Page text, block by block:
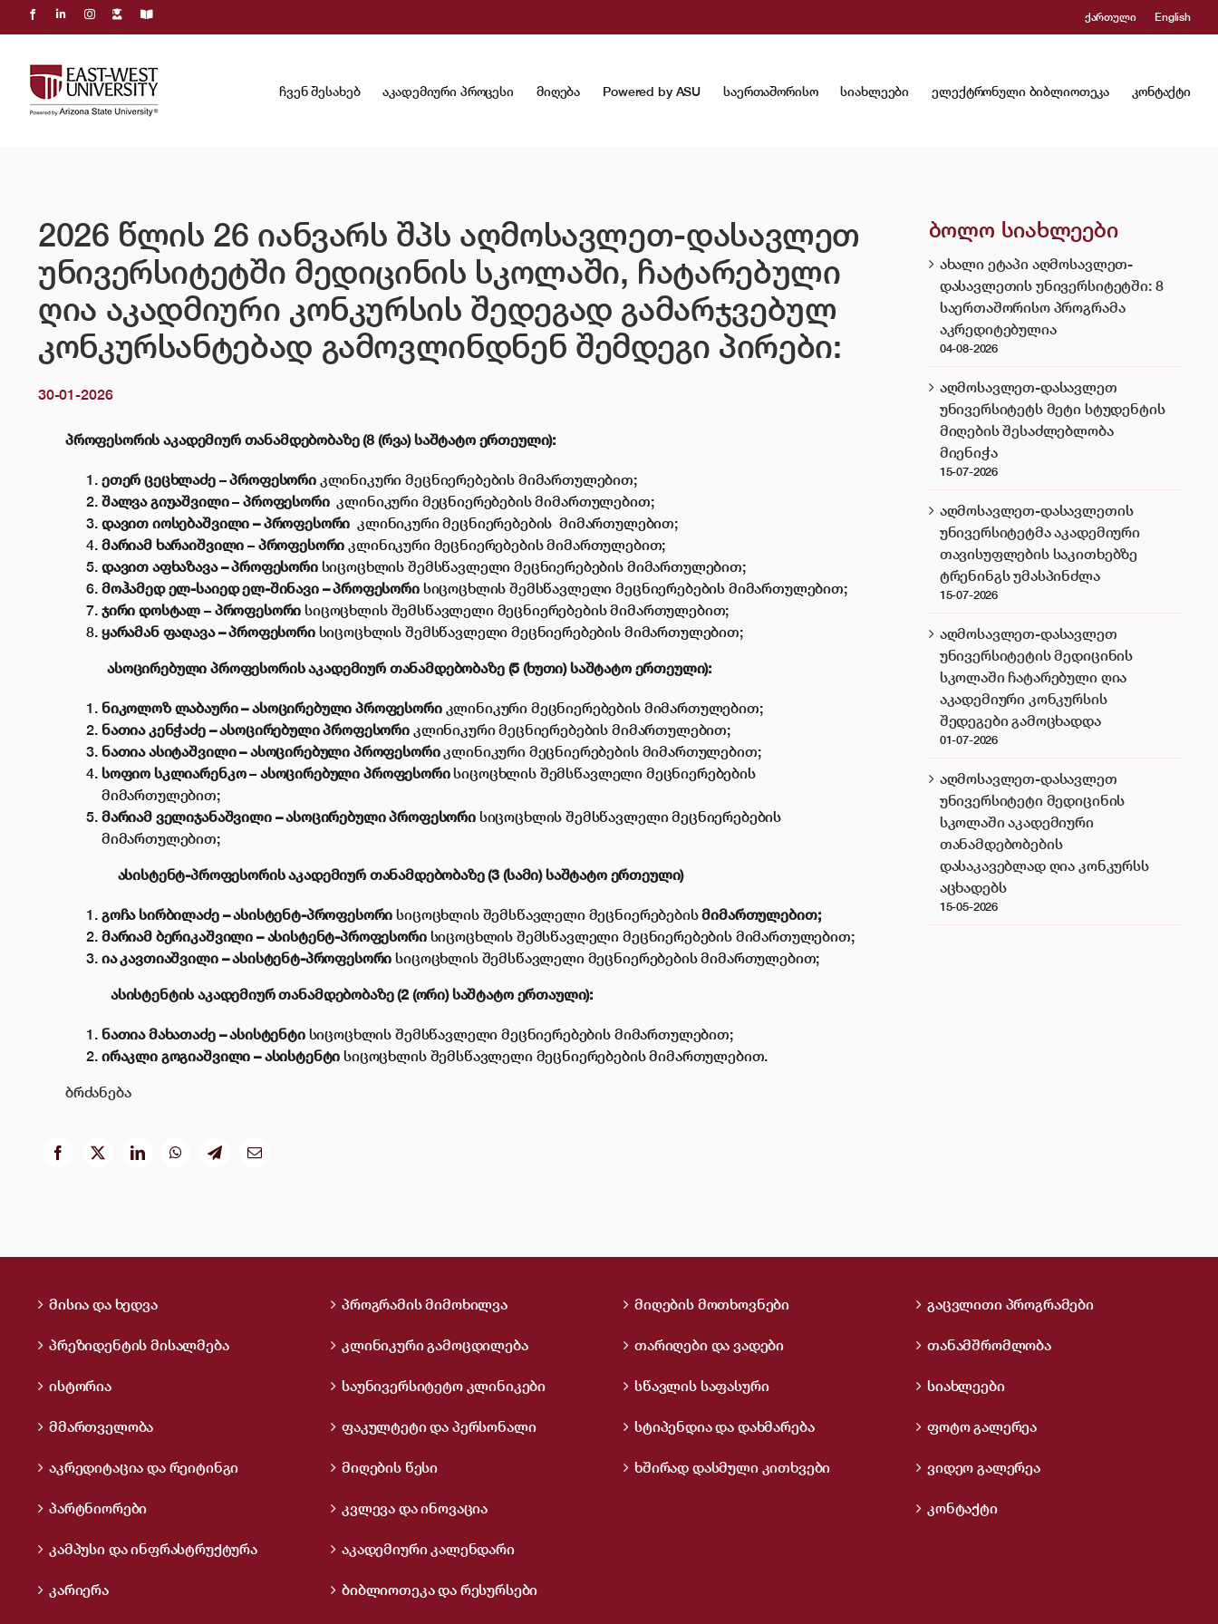
to
ქართული English
ჩვენ შესახებ აკადემიური პროცესი მიღება Powered by ASU საერთაშორისო სიახლეები ელექტრონული ბიბლიოთეკა კონტაქტი
2026 წლის 26 იანვარს შპს აღმოსავლეთ-დასავლეთ
უნივერსიტეტში მედიცინის სკოლაში, ჩატარებული
ღია აკადმიური კონკურსის შედეგად გამარჯვებულ
კონკურსანტებად გამოვლინდნენ შემდეგი პირები:
30-01-2026
პროფესორის აკადემიურ თანამდებობაზე (8 (რვა) საშტატო ერთეული):
ეთერ ცეცხლაძე–პროფესორიკლინიკური მეცნიერებების მიმართულებით;
შალვა გიუაშვილი–პროფესორიკლინიკური მეცნიერებების მიმართულებით;
დავით იოსებაშვილი – პროფესორი კლინიკური მეცნიერებების მიმართულებით;
მარიამ ხარაიშვილი – პროფესორიკლინიკური მეცნიერებების მიმართულებით;
დავით აფხაზავა – პროფესორისიცოცხლის შემსწავლელი მეცნიერებების მიმართულებით;
მოჰამედ ელ-საიედ ელ-შინავი – პროფესორი სიცოცხლის შემსწავლელი მეცნიერებების მიმართულებით;
ჯირი დოსტალ– პროფესორისიცოცხლის შემსწავლელი მეცნიერებების მიმართულებით;
ყარამან ფაღავა – პროფესორი სიცოცხლის შემსწავლელი მეცნიერებების მიმართულებით;
ასოცირებული პროფესორის აკადემიურ თანამდებობაზე (5 (ხუთი) საშტატო ერთეული):
ნიკოლოზ ლაბაური – ასოცირებული პროფესორი კლინიკური მეცნიერებების მიმართულებით;
ნათია კენჭაძე –ასოცირებული პროფესორი კლინიკური მეცნიერებების მიმართულებით;
ნათია ასიტაშვილი – ასოცირებული პროფესორიკლინიკური მეცნიერებების მიმართულებით;
სოფიო სკლიარენკო– ასოცირებული პროფესორისიცოცხლის შემსწავლელი მეცნიერებების
მიმართულებით;
მარიამ ველიჯანაშვილი – ასოცირებული პროფესორისიცოცხლის შემსწავლელი მეცნიერებების
მიმართულებით;
ასისტენტ-პროფესორის აკადემიურ თანამდებობაზე (3 (სამი) საშტატო ერთეული)
გოჩა სირბილაძე – ასისტენტ-პროფესორისიცოცხლის შემსწავლელი მეცნიერებებისმიმართულებით;
მარიამ ბერიკაშვილი – ასისტენტ-პროფესორისიცოცხლის შემსწავლელი მეცნიერებების მიმართულებით;
ია კავთიაშვილი – ასისტენტ-პროფესორი სიცოცხლის შემსწავლელი მეცნიერებების მიმართულებით;
ასისტენტის აკადემიურ თანამდებობაზე (2 (ორი) საშტატო ერთაული):
ნათია მახათაძე – ასისტენტი სიცოცხლის შემსწავლელი მეცნიერებების მიმართულებით;
ირაკლი გოგიაშვილი – ასისტენტისიცოცხლის შემსწავლელი მეცნიერებების მიმართულებით.
ბრძანება
ბოლო სიახლეები
ახალი ეტაპი აღმოსავლეთ-
დასავლეთის უნივერსიტეტში: 8
საერთაშორისო პროგრამა
აკრედიტებულია
04-08-2026
აღმოსავლეთ-დასავლეთ
უნივერსიტეტს მეტი სტუდენტის
მიღების შესაძლებლობა
მიენიჭა
15-07-2026
აღმოსავლეთ-დასავლეთის
უნივერსიტეტმა აკადემიური
თავისუფლების საკითხებზე
ტრენინგს უმასპინძლა
15-07-2026
აღმოსავლეთ-დასავლეთ
უნივერსიტეტის მედიცინის
სკოლაში ჩატარებული ღია
აკადემიური კონკურსის
შედეგები გამოცხადდა
01-07-2026
აღმოსავლეთ-დასავლეთ
უნივერსიტეტი მედიცინის
სკოლაში აკადემიური
თანამდებობების
დასაკავებლად ღია კონკურსს
აცხადებს
15-05-2026
მისია და ხედვა
პრეზიდენტის მისალმება
ისტორია
მმართველობა
აკრედიტაცია და რეიტინგი
პარტნიორები
კამპუსი და ინფრასტრუქტურა
კარიერა
პროგრამის მიმოხილვა
კლინიკური გამოცდილება
საუნივერსიტეტო კლინიკები
ფაკულტეტი და პერსონალი
მიღების წესი
კვლევა და ინოვაცია
აკადემიური კალენდარი
ბიბლიოთეკა და რესურსები
მიღების მოთხოვნები
თარიღები და ვადები
სწავლის საფასური
სტიპენდია და დახმარება
ხშირად დასმული კითხვები
გაცვლითი პროგრამები
თანამშრომლობა
სიახლეები
ფოტო გალერეა
ვიდეო გალერეა
კონტაქტი